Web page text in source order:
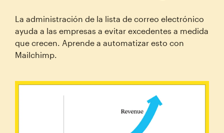
La administración de la lista de correo electrónico
ayuda a las empresas a evitar excedentes a medida
que crecen. Aprende a automatizar esto con
Mailchimp.